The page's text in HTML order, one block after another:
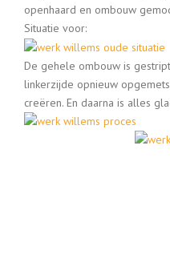
openhaard en ombouw
Situatie voor:
De gehele ombouw is
linkerzijde opnieuw
creëren. En daarna is alles